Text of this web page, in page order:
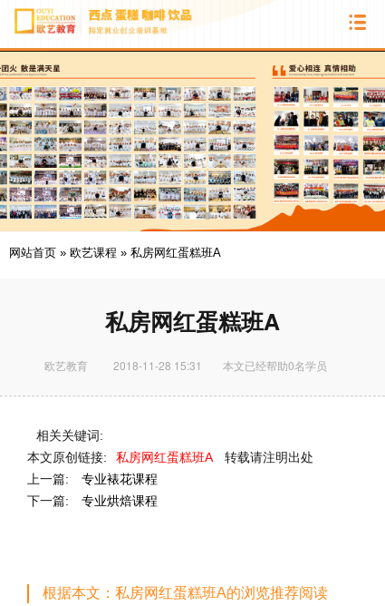
网站首页 » 欧艺课程 » 私房网红蛋糕班A
私房网红蛋糕班A
欧艺教育 2018-11-28 15:31 本文已经帮助0名学员
相关关键词:
本文原创链接:
私房网红蛋糕班A
转载请注明出处
上一篇:
专业裱花课程
下一篇:
专业烘焙课程
根据本文：私房网红蛋糕班A的浏览推荐阅读